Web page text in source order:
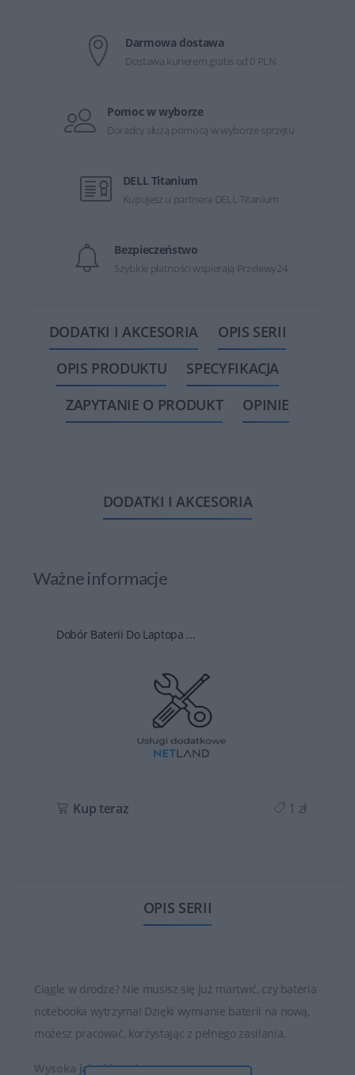
Darmowa dostawa
Dostawa kurierem gratis od 0 PLN
Pomoc w wyborze
Doradcy służą pomocą w wyborze sprzętu
DELL Titanium
Kupujesz u partnera DELL Titanium
Bezpieczeństwo
Szybkie płatności wspierają Przelewy24
DODATKI I AKCESORIA
OPIS SERII
OPIS PRODUKTU
SPECYFIKACJA
ZAPYTANIE O PRODUKT
OPINIE
DODATKI I AKCESORIA
Ważne informacje
Dobór Baterii Do Laptopa ...
Kup teraz 1 zł
OPIS SERII
Ciągle w drodze? Nie musisz się już martwić, czy bateria
notebooka wytrzyma! Dzięki wymianie baterii na nową,
możesz pracować, korzystając z pełnego zasilania.
Wysoka jakość ogniw